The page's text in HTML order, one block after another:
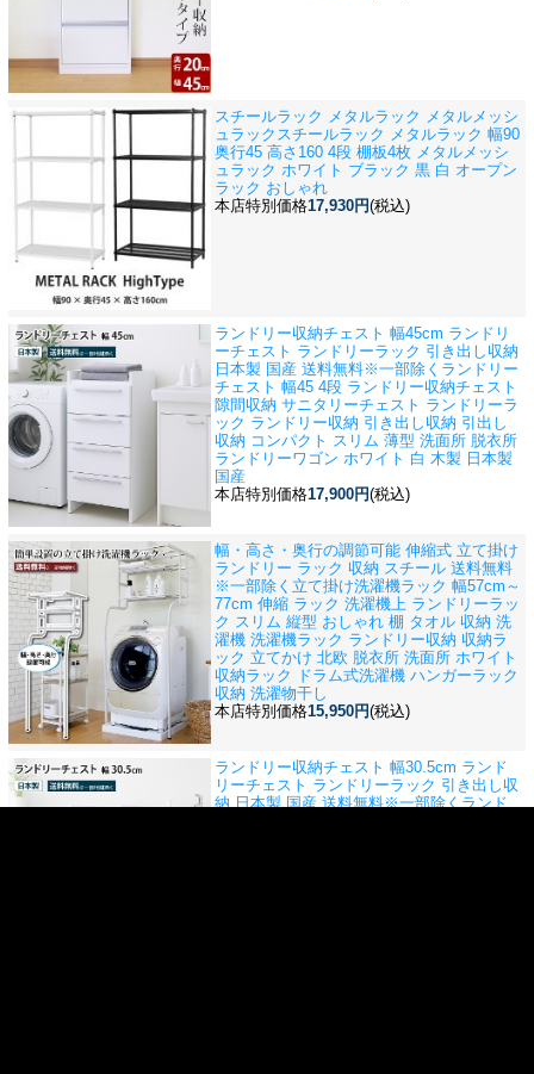
スチールラック メタルラック メタルメッシ
ュラック スチールラック メタルラック 幅90
奥行45 高さ160 4段 棚板4枚 メタルメッシ
ュラック ホワイト ブラック 黒 白 オープン
ラック おしゃれ
本店特別価格17,930円(税込)
ランドリー収納チェスト 幅45cm ランドリ
ーチェスト ランドリーラック 引き出し収納
日本製 国産 送料無料※一部除く ランドリー
チェスト 幅45 4段 ランドリー収納チェスト
隙間収納 サニタリーチェスト ランドリーラ
ック ランドリー収納 引き出し収納 引出し
収納 コンパクト スリム 薄型 洗面所 脱衣所
ランドリーワゴン ホワイト 白 木製 日本製
国産
本店特別価格17,900円(税込)
幅・高さ・奥行の調節可能 伸縮式 立て掛け
ランドリー ラック 収納 スチール 送料無料
※一部除く 立て掛け洗濯機ラック 幅57cm～
77cm 伸縮 ラック 洗濯機上 ランドリーラッ
ク スリム 縦型 おしゃれ 棚 タオル 収納 洗
濯機 洗濯機ラック ランドリー収納 収納ラ
ック 立てかけ 北欧 脱衣所 洗面所 ホワイト
収納ラック ドラム式洗濯機 ハンガーラック
収納 洗濯物干し
本店特別価格15,950円(税込)
ランドリー収納チェスト 幅30.5cm ランド
リーチェスト ランドリーラック 引き出し収
納 日本製 国産 送料無料※一部除くランド